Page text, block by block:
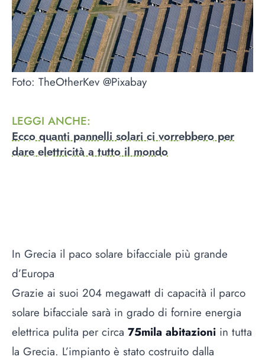
Foto: TheOtherKev @Pixabay
LEGGI ANCHE:
Ecco quanti pannelli solari ci vorrebbero per
dare elettricità a tutto il mondo
In Grecia il paco solare bifacciale più grande
d’Europa
Grazie ai suoi 204 megawatt di capacità il parco
solare bifacciale sarà in grado di fornire energia
elettrica pulita per circa 75mila abitazioni in tutta
la Grecia. L’impianto è stato costruito dalla